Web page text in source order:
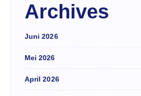
Archives
Juni 2026
Mei 2026
April 2026